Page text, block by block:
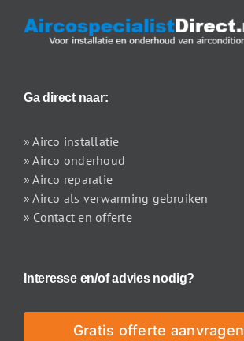
Ga direct naar:
» Airco installatie
» Airco onderhoud
» Airco reparatie
» Airco als verwarming gebruiken
» Contact en offerte
Interesse en/of advies nodig?
Gratis offerte aanvragen